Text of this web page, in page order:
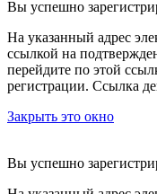
Вы успешно
На указанный адрес
ссылкой на
перейдите по этой
регистрации. Ссылка
Закрыть это окно
Вы успешно